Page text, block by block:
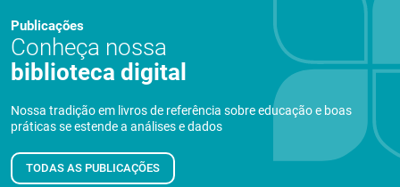
Publicações
Conheça nossa
biblioteca digital
Nossa tradição em livros de referência sobre educação e boas
práticas se estende a análises e dados
TODAS AS PUBLICAÇÕES